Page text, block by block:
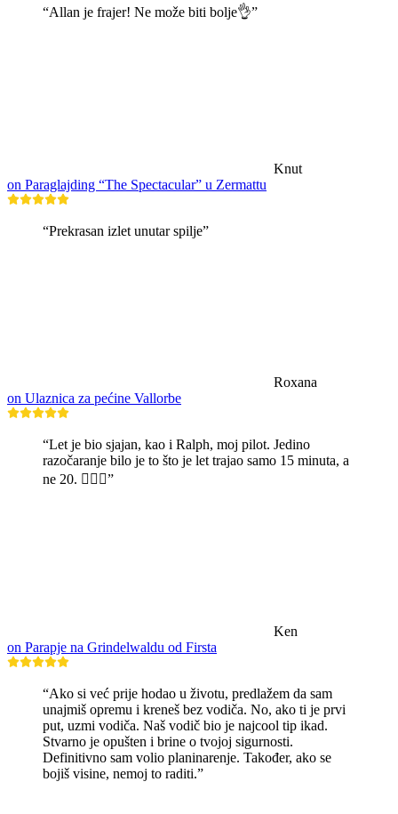
“Allan je frajer! Ne može biti bolje👌”
Knut
on Paraglajding “The Spectacular” u Zermattu
“Prekrasan izlet unutar spilje”
Roxana
on Ulaznica za pećine Vallorbe
“Let je bio sjajan, kao i Ralph, moj pilot. Jedino
razočaranje bilo je to što je let trajao samo 15 minuta, a
ne 20. 🤷🏼‍♂️”
Ken
on Parapje na Grindelwaldu od Firsta
“Ako si već prije hodao u životu, predlažem da sam
unajmiš opremu i kreneš bez vodiča. No, ako ti je prvi
put, uzmi vodiča. Naš vodič bio je najcool tip ikad.
Stvarno je opušten i brine o tvojoj sigurnosti.
Definitivno sam volio planinarenje. Također, ako se
bojiš visine, nemoj to raditi.”